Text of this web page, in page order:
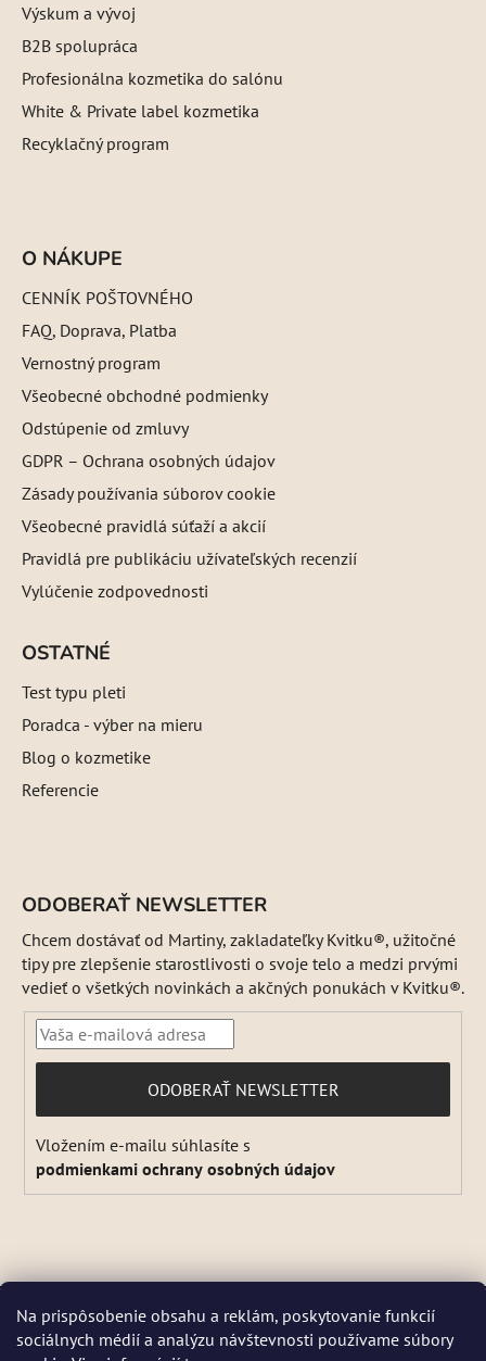
Na prispôsobenie obsahu a reklám, poskytovanie funkcií
sociálnych médií a analýzu návštevnosti používame súbory
DŇA 5 a 6 AUGUSTA NEBUDEME ODOSIELAŤ ŽIADNE ZÁSIELKY. ☀️
Výskum a vývoj
B2B spolupráca
Profesionálna kozmetika do salónu
White & Private label kozmetika
Recyklačný program
O NÁKUPE
CENNÍK POŠTOVNÉHO
FAQ, Doprava, Platba
Vernostný program
Všeobecné obchodné podmienky
Odstúpenie od zmluvy
GDPR – Ochrana osobných údajov
Zásady používania súborov cookie
Všeobecné pravidlá súťaží a akcií
Pravidlá pre publikáciu užívateľských recenzií
Vylúčenie zodpovednosti
OSTATNÉ
Test typu pleti
Poradca - výber na mieru
Blog o kozmetike
Referencie
ODOBERAŤ NEWSLETTER
Chcem dostávať od Martiny, zakladateľky Kvitku®, užitočné
tipy pre zlepšenie starostlivosti o svoje telo a medzi prvými
vedieť o všetkých novinkách a akčných ponukách v Kvitku®.
PRIHLÁSIŤ
SA
ODOBERAŤ NEWSLETTER
Vložením e-mailu súhlasíte s
podmienkami ochrany osobných údajov
Vytvoril Shoptet a
Adatelier
Copyright 2026 Kvitok. Všetky práva vyhradené.Upraviť